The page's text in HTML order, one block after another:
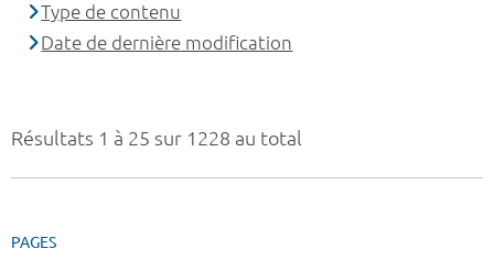
Résultats 1 à 25 sur 1228 au total
PAGES
Type de contenu
Date de dernière modification